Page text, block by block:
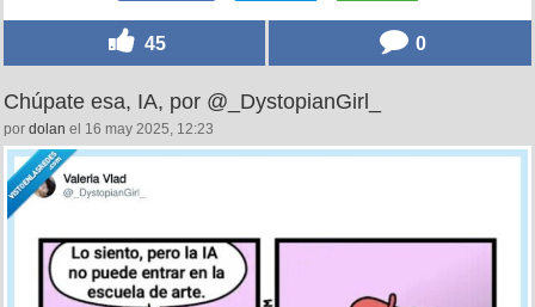
45 0
Chúpate esa, IA, por @_DystopianGirl_
por dolan el 16 may 2025, 12:23